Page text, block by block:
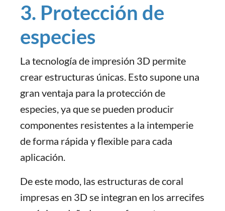
3. Protección de
especies
La tecnología de impresión 3D permite
crear estructuras únicas. Esto supone una
gran ventaja para la protección de
especies, ya que se pueden producir
componentes resistentes a la intemperie
de forma rápida y flexible para cada
aplicación.
De este modo, las estructuras de coral
impresas en 3D se integran en los arrecifes